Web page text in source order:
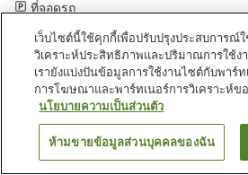
ที่จอดรถ
หน้าแรก ญี่ปุ่น โอกินาว่า
นครนาโกะ
E-Horizon Resort Condominium Nago A
ค้นหาห้องพัก
เว็บไซต์นี้ใช้คุกกี้เพื่อปรับปรุงประสบการณ์
วิเคราะห์ประสิทธิภาพและปริมาณการใช้ง
เรายังแบ่งปันข้อมูลการใช้งานไซต์กับพาร์ท
การโฆษณาและพาร์ทเนอร์การวิเคราะห์ขอ
นโยบายความเป็นส่วนตัว
ห้ามขายข้อมูลส่วนบุคคลของฉัน